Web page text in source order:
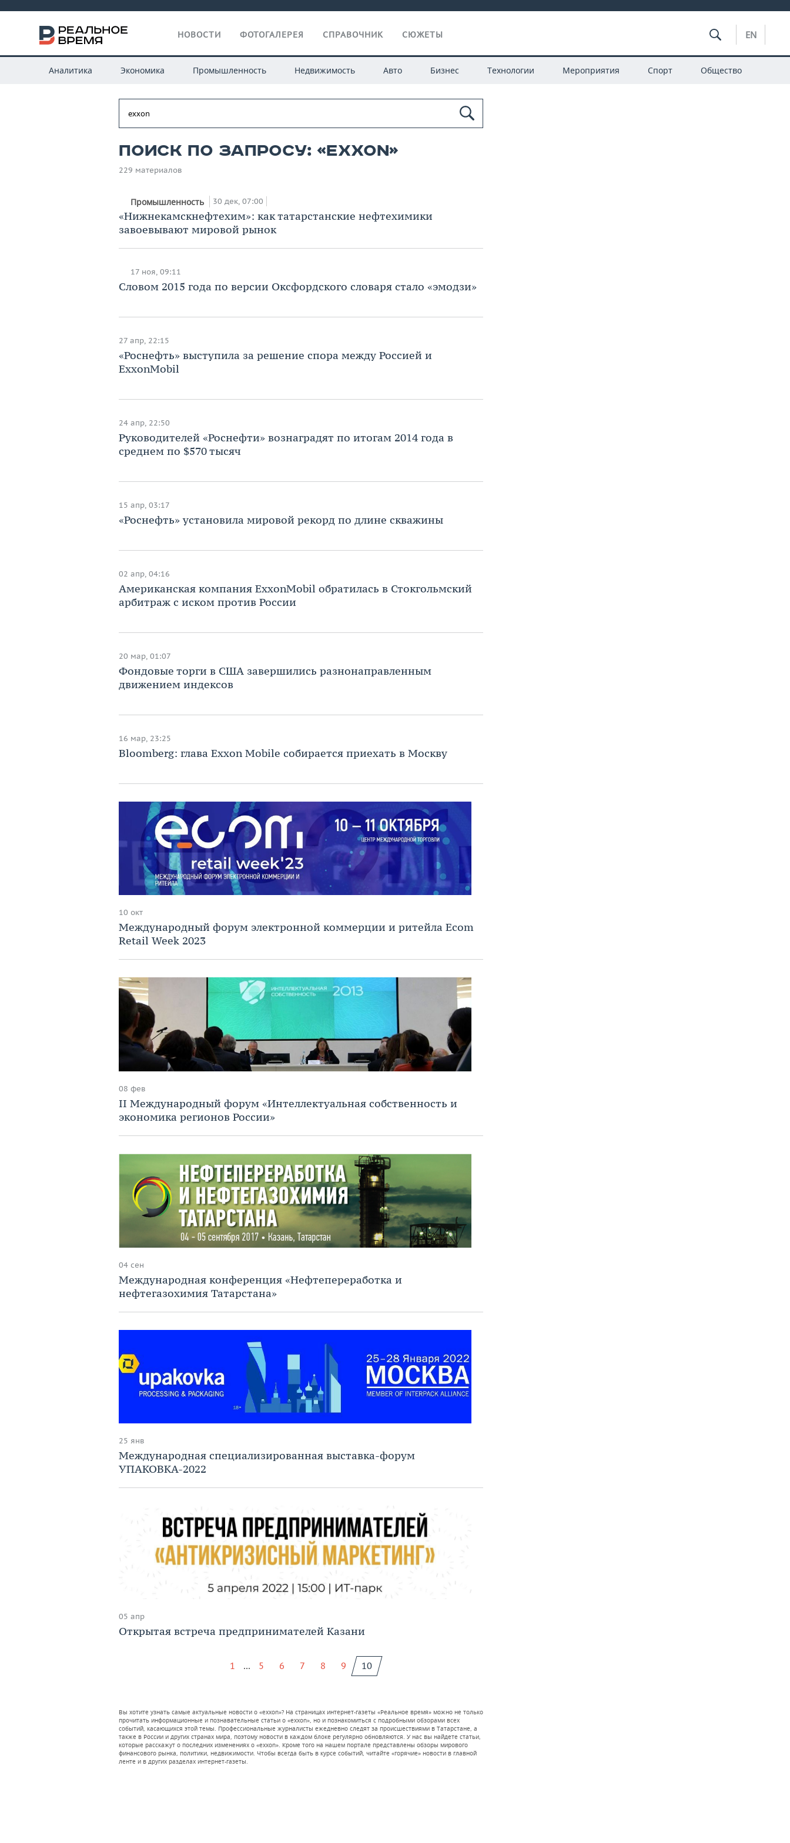
НОВОСТИ ФОТОГАЛЕРЕЯ СПРАВОЧНИК СЮЖЕТЫ EN
Аналитика Экономика Промышленность Недвижимость Авто Бизнес Технологии Мероприятия Спорт Общество
Поиск по запросу: «exxon»
229 материалов
Промышленность 30 дек, 07:00
«Нижнекамскнефтехим»: как татарстанские нефтехимики
завоевывают мировой рынок
17 ноя, 09:11
​Словом 2015 года по версии Оксфордского словаря стало «эмодзи»
27 апр, 22:15
​«Роснефть» выступила за решение спора между Россией и
ExxonMobil
24 апр, 22:50
Руководителей «Роснефти» вознаградят по итогам 2014 года в
среднем по $570 тысяч
15 апр, 03:17
«Роснефть» установила мировой рекорд по длине скважины
02 апр, 04:16
Американская компания ExxonMobil обратилась в Стокгольмский
арбитраж с иском против России
20 мар, 01:07
Фондовые торги в США завершились разнонаправленным
движением индексов
16 мар, 23:25
Bloomberg: глава Exxon Mobile собирается приехать в Москву
10 окт
Международный форум электронной коммерции и ритейла Ecom
Retail Week 2023
08 фев
II Международный форум «Интеллектуальная собственность и
экономика регионов России»
04 сен
Международная конференция «Нефтепереработка и
нефтегазохимия Татарстана»
25 янв
Международная специализированная выставка-форум
УПАКОВКА-2022
05 апр
Открытая встреча предпринимателей Казани
1 ... 5 6 7 8 9 10
Вы хотите узнать самые актуальные новости о «exxon»? На страницах интернет-газеты «Реальное время» можно не только
прочитать информационные и познавательные статьи о «exxon», но и познакомиться с подробными обзорами всех
событий, касающихся этой темы. Профессиональные журналисты ежедневно следят за происшествиями в Татарстане, а
также в России и других странах мира, поэтому новости в каждом блоке регулярно обновляются. У нас вы найдете статьи,
которые расскажут о последних изменениях о «exxon». Кроме того на нашем портале представлены обзоры мирового
финансового рынка, политики, недвижимости. Чтобы всегда быть в курсе событий, читайте «горячие» новости в главной
ленте и в других разделах интернет-газеты.